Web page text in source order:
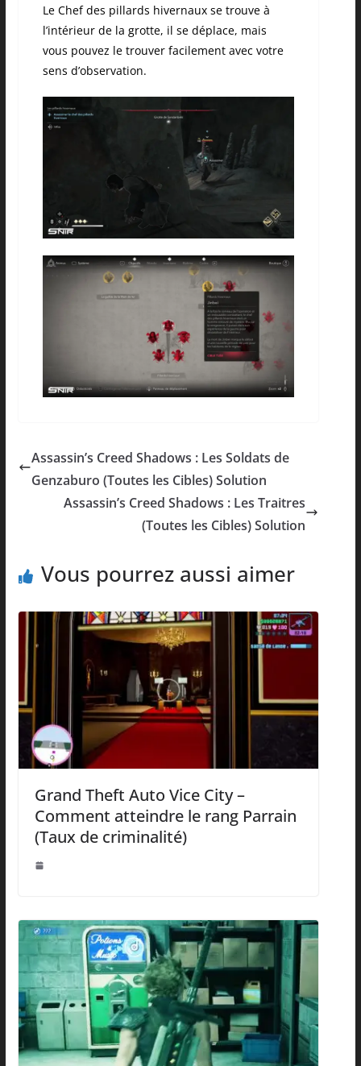
Le Chef des pillards hivernaux se trouve à
l’intérieur de la grotte, il se déplace, mais
vous pouvez le trouver facilement avec votre
sens d’observation.
Assassin’s Creed Shadows : Les Soldats de
Genzaburo (Toutes les Cibles) Solution
Assassin’s Creed Shadows : Les Traitres
(Toutes les Cibles) Solution
Vous pourrez aussi aimer
Grand Theft Auto Vice City –
Comment atteindre le rang Parrain
(Taux de criminalité)